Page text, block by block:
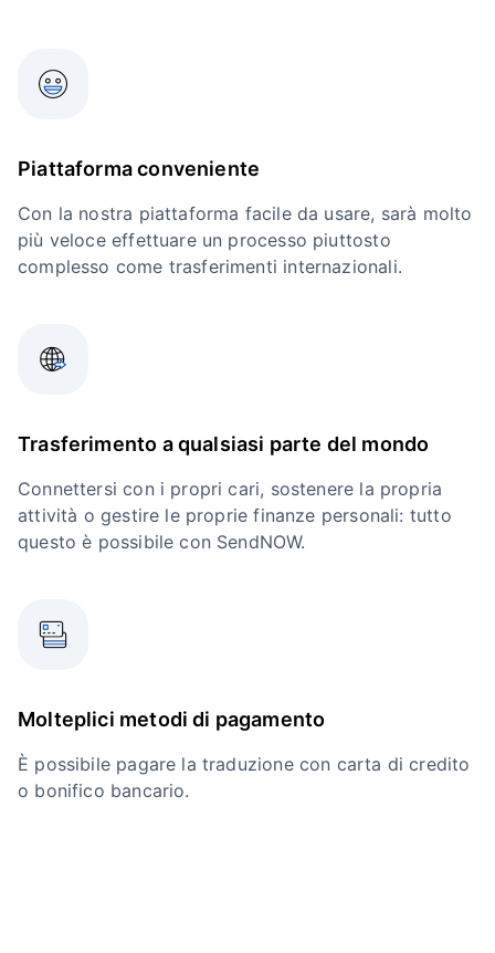
Piattaforma conveniente
Con la nostra piattaforma facile da usare, sarà molto
più veloce effettuare un processo piuttosto
complesso come trasferimenti internazionali.
Trasferimento a qualsiasi parte del mondo
Connettersi con i propri cari, sostenere la propria
attività o gestire le proprie finanze personali: tutto
questo è possibile con SendNOW.
Molteplici metodi di pagamento
È possibile pagare la traduzione con carta di credito
o bonifico bancario.